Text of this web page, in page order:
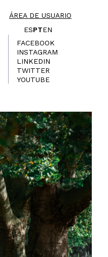
ÁREA DE USUARIO
ESPTEN
FACEBOOK
INSTAGRAM
LINKEDIN
TWITTER
YOUTUBE